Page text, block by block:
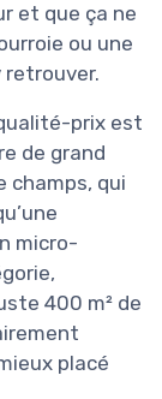
c’est le
somme
outils
de
À
te fait
une